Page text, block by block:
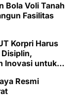
Bola Voli Tanah
Fasilitas
Korpri Harus
Inovasi untuk
Resmi